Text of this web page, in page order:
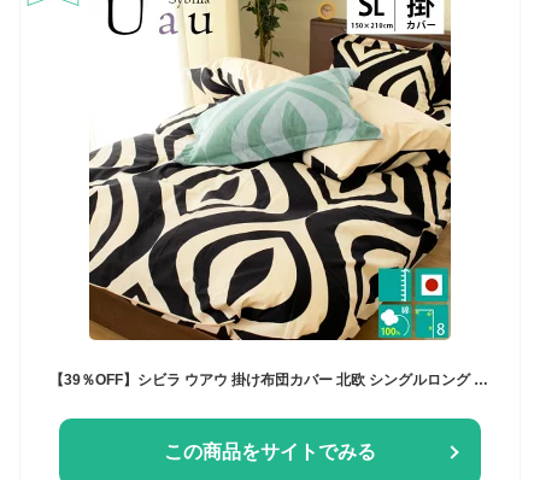
【39％OFF】シビラ ウアウ 掛け布団カバー 北欧 シングルロング 日本製 綿100％ Sybilla 150×210cm 掛けふとんカバー 掛カバー 掛けカバー 掛布団カバー 掛ふとんカバー 布団カバー シングルSL 【CTN】
この商品をサイトでみる